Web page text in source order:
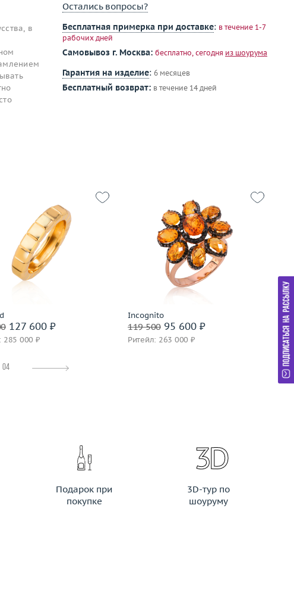
в
Остались вопросы?
Бесплатная примерка при доставке: в течение 1-7
рабочих дней
Самовывоз г. Москва: бесплатно, сегодня из шоурума
Гарантия на изделие: 6 месяцев
Бесплатный возврат: в течение 14 дней
127 600 ₽
285 000 ₽
золото 750 пробы
Подробнее
Incognito
119 50095 600 ₽
Ритейл: 263 000 ₽
Размер
Материал
золото 585 пробы
Подробнее
04
Подарок при
покупке
3D-тур по
шоуруму